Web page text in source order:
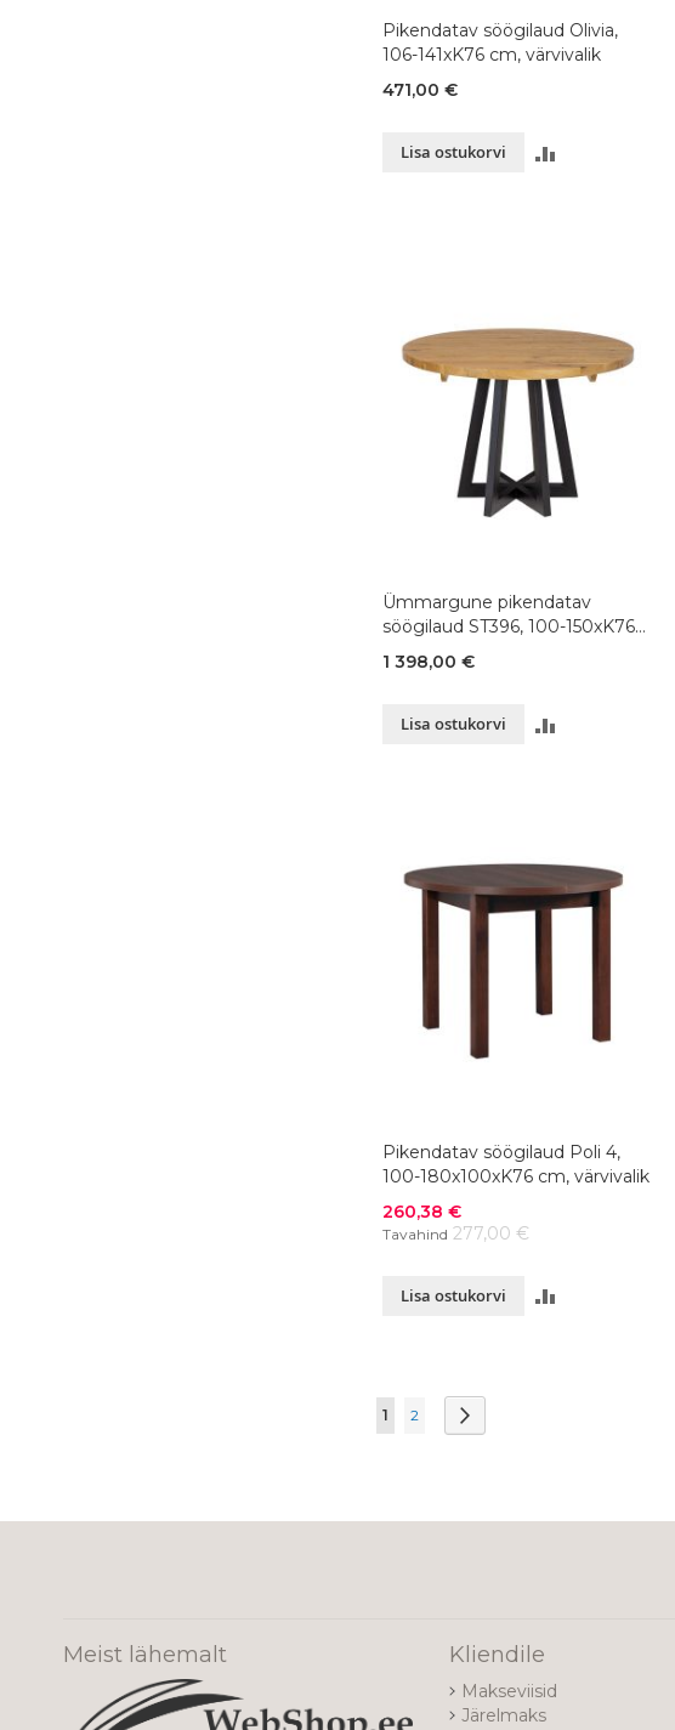
Pikendatav söögilaud Olivia,
106-141xK76 cm, värvivalik
471,00 €
Lisa ostukorvi
Ümmargune pikendatav
söögilaud ST396, 100-150xK76
cm, tamm + metall, värvivalik
1 398,00 €
Lisa ostukorvi
Pikendatav söögilaud Poli 4,
100-180x100xK76 cm, värvivalik
Soodushind
260,38 €
Tavahind 277,00 €
Lisa ostukorvi
Page
You're currently reading page
1 Page
2
Meist lähemalt Kliendile
Makseviisid
Järelmaks